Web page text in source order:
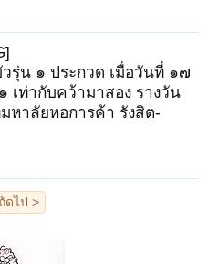
รุ่น ๑ ประกวด เมื่อวันที่ ๑๗
ท่ากับคว้ามาสอง รางวัน
หาลัยหอการค้า รังสิต-